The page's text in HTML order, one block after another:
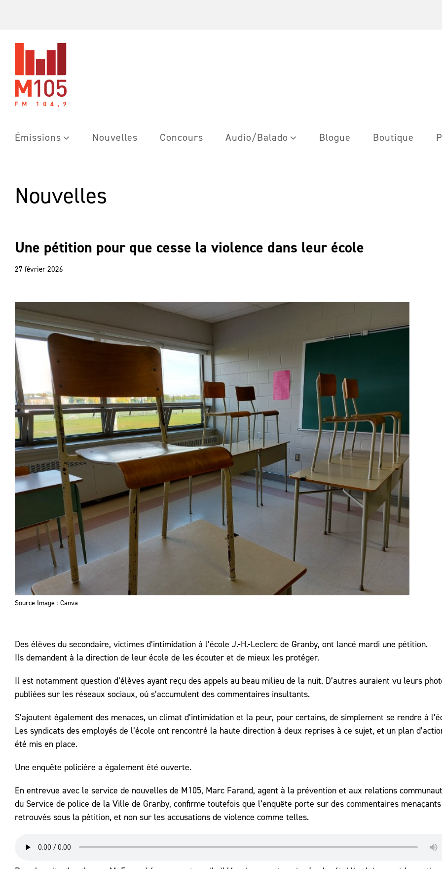
Émissions Nouvelles Concours Audio/Balado Blogue Boutique
Nouvelles
Une pétition pour que cesse la violence dans leur école
27 février 2026
Source Image : Canva
Des élèves du secondaire, victimes d’intimidation à l’école J.-H.-Leclerc de Granby, ont lancé mardi une pétition.
Ils demandent à la direction de leur école de les écouter et de mieux les protéger.
Il est notamment question d’élèves ayant reçu des appels au beau milieu de la nuit. D’autres auraient vu leurs
publiées sur les réseaux sociaux, où s’accumulent des commentaires insultants.
S’ajoutent également des menaces, un climat d’intimidation et la peur, pour certains, de simplement se rendre à
Les syndicats des employés de l’école ont rencontré la haute direction à deux reprises à ce sujet, et un plan
été mis en place.
Une enquête policière a également été ouverte.
En entrevue avec le service de nouvelles de M105, Marc Farand, agent à la prévention et aux relations
du Service de police de la Ville de Granby, confirme toutefois que l’enquête porte sur des commentaires menaçants
retrouvés sous la pétition, et non sur les accusations de violence comme telles.